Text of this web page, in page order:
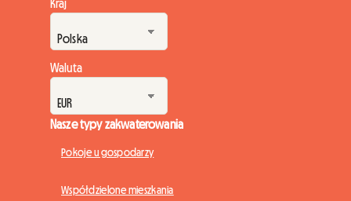
Kraj
Waluta
Nasze typy zakwaterowania
Pokoje u gospodarzy
Współdzielone mieszkania